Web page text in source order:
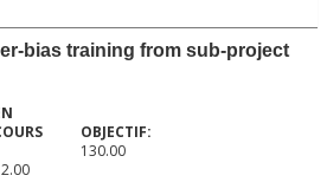
bias training from sub-project
130.00